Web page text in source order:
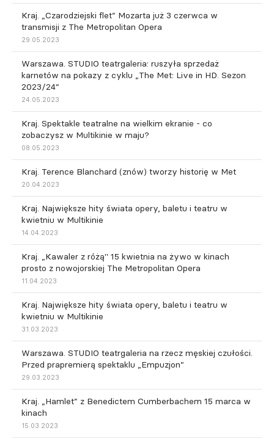
Kraj. „Czarodziejski flet” Mozarta już 3 czerwca w
transmisji z The Metropolitan Opera
29.05.2023
Warszawa. STUDIO teatrgaleria: ruszyła sprzedaż
karnetów na pokazy z cyklu „The Met: Live in HD. Sezon
2023/24”
24.05.2023
Kraj. Spektakle teatralne na wielkim ekranie - co
zobaczysz w Multikinie w maju?
08.05.2023
Kraj. Terence Blanchard (znów) tworzy historię w Met
20.04.2023
Kraj. Największe hity świata opery, baletu i teatru w
kwietniu w Multikinie
14.04.2023
Kraj. „Kawaler z różą" 15 kwietnia na żywo w kinach
prosto z nowojorskiej The Metropolitan Opera
11.04.2023
Kraj. Największe hity świata opery, baletu i teatru w
kwietniu w Multikinie
31.03.2023
Warszawa. STUDIO teatrgaleria na rzecz męskiej czułości.
Przed prapremierą spektaklu „Empuzjon”
29.03.2023
Kraj. „Hamlet” z Benedictem Cumberbachem 15 marca w
kinach
15.03.2023